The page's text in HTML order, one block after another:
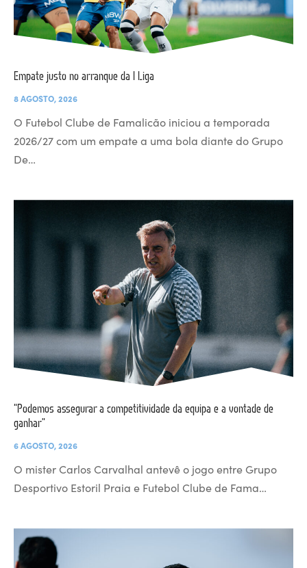
Empate justo no arranque da I Liga
8 AGOSTO, 2026
O Futebol Clube de Famalicão iniciou a temporada
2026/27 com um empate a uma bola diante do Grupo
De…
“Podemos assegurar a competitividade da equipa e a vontade de
ganhar”
6 AGOSTO, 2026
O mister Carlos Carvalhal antevê o jogo entre Grupo
Desportivo Estoril Praia e Futebol Clube de Fama…